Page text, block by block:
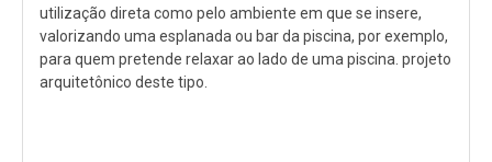
utilização direta como pelo ambiente em que se insere,
valorizando uma esplanada ou bar da piscina, por exemplo,
para quem pretende relaxar ao lado de uma piscina. projeto
arquitetônico deste tipo.